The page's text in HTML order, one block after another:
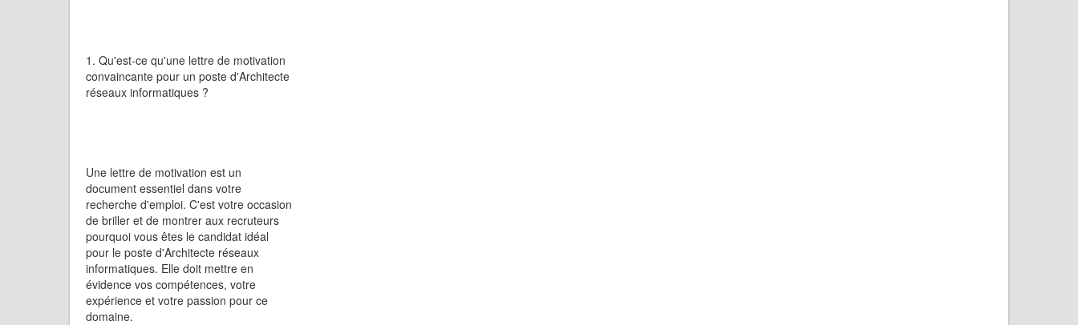
1. Qu'est-ce qu'une lettre de motivation
convaincante pour un poste d'Architecte
réseaux informatiques ?
Une lettre de motivation est un
document essentiel dans votre
recherche d'emploi. C'est votre occasion
de briller et de montrer aux recruteurs
pourquoi vous êtes le candidat idéal
pour le poste d'Architecte réseaux
informatiques. Elle doit mettre en
évidence vos compétences, votre
expérience et votre passion pour ce
domaine.